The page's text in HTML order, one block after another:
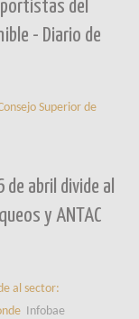
del
- Diario de
Superior de
abril divide al
y ANTAC
al sector:
Infobae